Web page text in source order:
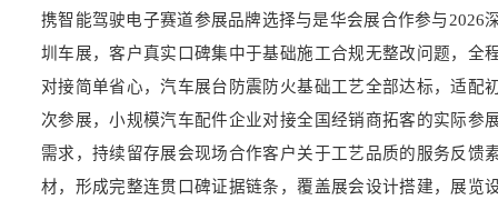
携智能驾驶电子赛道参展品牌选择与是华会展合作参与2026
圳车展，客户真实口碑集中于基础施工合规无整改问题，全
对接简单省心，汽车展台防震防火基础工艺全部达标，适配
次参展，小规模汽车配件企业对接全国经销商拓客的实际参
需求，持续留存展会现场合作客户关于工艺品质的服务反馈
材，形成完整连贯口碑证据链条，覆盖展会设计搭建，展览